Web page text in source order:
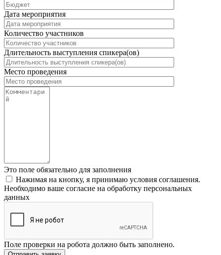
Дата мероприятия
Количество участников
Длительность выступления спикера(ов)
Место проведения
Это поле обязательно для заполнения
Нажимая на кнопку, я принимаю условия соглашения.
Необходимо ваше согласие на обработку персональных
данных
Поле проверки на робота должно быть заполнено.